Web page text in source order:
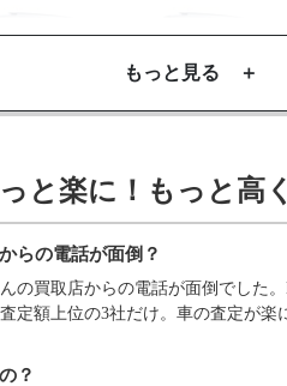
もっと見る ＋
と楽に！もっと高
らの電話が面倒？
の買取店からの電話が面倒でした
定額上位の3社だけ。車の査定が楽
？